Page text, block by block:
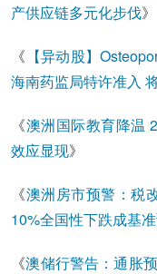
产供应链多元化步伐》
《 【异动股】
海南药监局特许准入
《澳洲国际教育降温
效应显现》
《澳洲房市预警：税
10%全国性下跌成基
《澳储行警告：通胀